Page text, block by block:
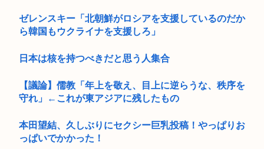
ゼレンスキー「北朝鮮がロシアを支援しているのだか
ら韓国もウクライナを支援しろ」
日本は核を持つべきだと思う人集合
【議論】儒教「年上を敬え、目上に逆らうな、秩序を
守れ」←これが東アジアに残したもの
本田望結、久しぶりにセクシー巨乳投稿！やっぱりお
っぱいでかかった！